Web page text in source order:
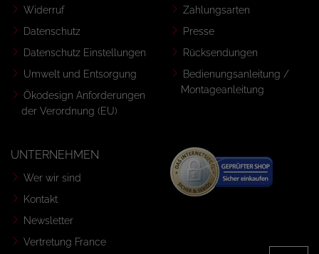
Widerruf
Datenschutz
Datenschutz Einstellungen
Umwelt und Entsorgung
Ökodesign Anforderungen
der Verordnung (EU)
Zahlungsarten
Presse
Rücksendungen
Bedienungsanleitung /
Montageanleitung
UNTERNEHMEN
Wer wir sind
Kontakt
Newsletter
Vertretung France